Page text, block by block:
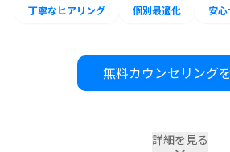
丁寧なヒアリング 個別最適化 安心
無料カウンセリング
詳細を見る